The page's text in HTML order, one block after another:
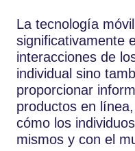
La tecnología
significativamente
interacciones de
individual sino
proporcionar
productos en
cómo los
mismos y con el